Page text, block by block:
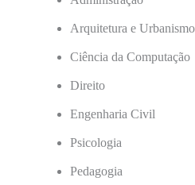
Arquitetura e Urbanismo
Ciência da Computação
Direito
Engenharia Civil
Psicologia
Pedagogia